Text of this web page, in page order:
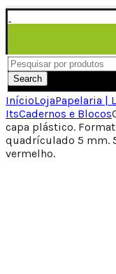
/ 0,00€
Menu
Search
InícioLojaPapelaria |
ItsCadernos e Blocos
capa plástico.
quadrículado 5 mm.
vermelho.